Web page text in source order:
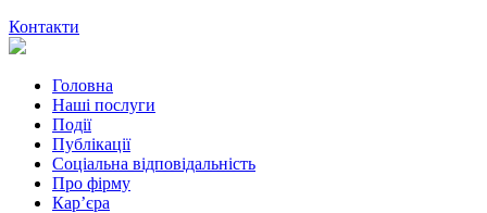
Контакти
Головна
Наші послуги
Події
Публікації
Соціальна відповідальність
Про фiрму
Кар’єра